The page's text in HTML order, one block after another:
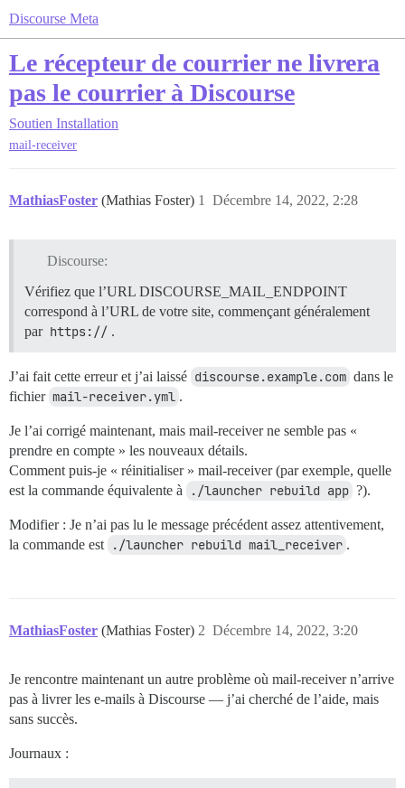
Discourse Meta
Le récepteur de courrier ne livrera
pas le courrier à Discourse
Soutien Installation
mail-receiver
MathiasFoster (Mathias Foster) Décembre 14, 2022, 2:28
1
Discourse:
Vérifiez que l’URL DISCOURSE_MAIL_ENDPOINT
correspond à l’URL de votre site, commençant généralement
par https:// .
J’ai fait cette erreur et j’ai laissé discourse.example.com dans le
fichier mail-receiver.yml .
Je l’ai corrigé maintenant, mais mail-receiver ne semble pas «
prendre en compte » les nouveaux détails.
Comment puis-je « réinitialiser » mail-receiver (par exemple, quelle
est la commande équivalente à
./launcher rebuild app ?).
Modifier : Je n’ai pas lu le message précédent assez attentivement,
la commande est
./launcher rebuild mail_receiver .
MathiasFoster (Mathias Foster) Décembre 14, 2022, 3:20
2
Je rencontre maintenant un autre problème où mail-receiver n’arrive
pas à livrer les e-mails à Discourse — j’ai cherché de l’aide, mais
sans succès.
Journaux :